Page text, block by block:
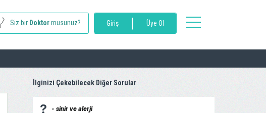
Siz bir Doktormusunuz? Giriş | Üye Ol
toggle
İlginizi Çekebilecek Diğer Sorular
- sinir ve alerji